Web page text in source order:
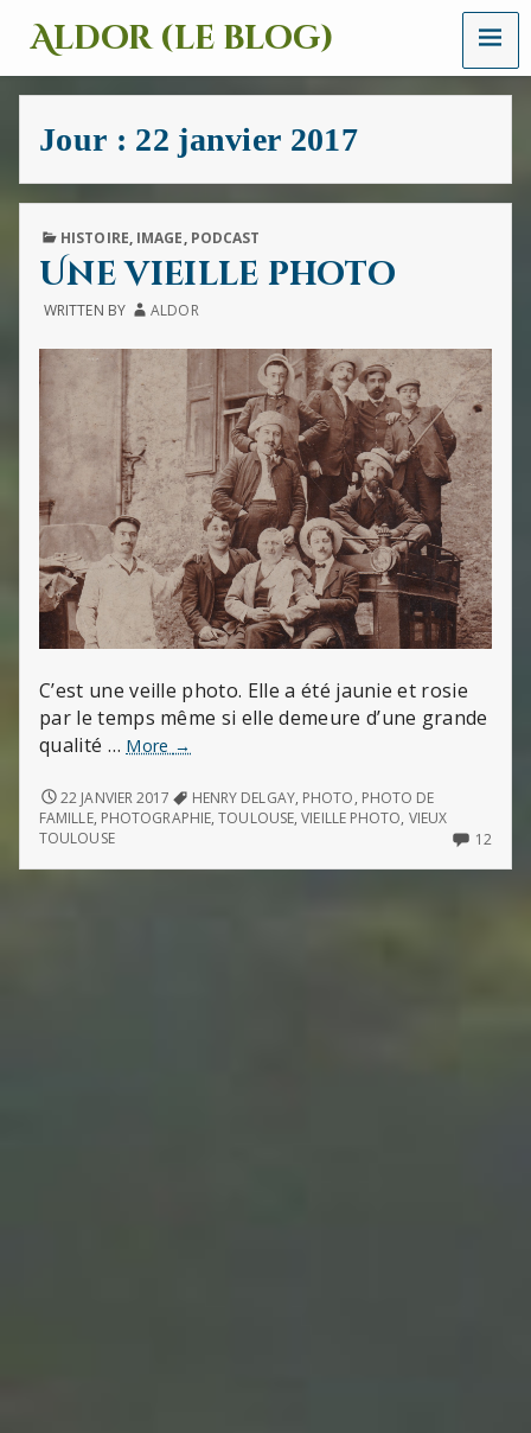
Aldor (le blog)
Un
site
des
des
images
et
sons
MENU
Jour : 22 janvier 2017
PUBLISHED
HISTOIRE, IMAGE, PODCAST
Une vieille photo
WRITTEN BY ALDOR
C’est une veille photo. Elle a été jaunie et rosie
par le temps même si elle demeure d’une grande
qualité … More
Une
photo
→
UNE
VIEILLE
PHOTO
22 JANVIER 2017 HENRY DELGAY, PHOTO, PHOTO DE
FAMILLE, PHOTOGRAPHIE,TOULOUSE,VIEILLE PHOTO, VIEUX
TOULOUSE
12